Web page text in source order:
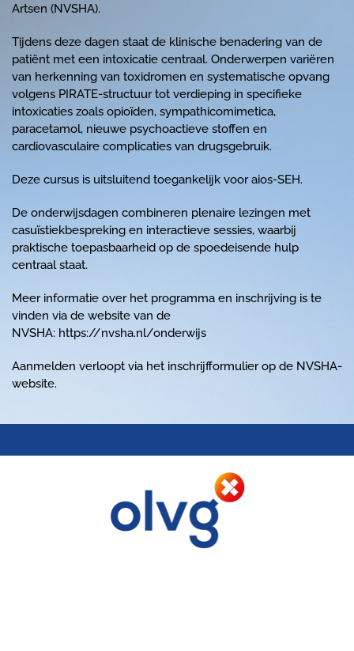
Artsen (NVSHA).
Tijdens deze dagen staat de klinische benadering van de
patiënt met een intoxicatie centraal. Onderwerpen variëren
van herkenning van toxidromen en systematische opvang
volgens PIRATE-structuur tot verdieping in specifieke
intoxicaties zoals opioïden, sympathicomimetica,
paracetamol, nieuwe psychoactieve stoffen en
cardiovasculaire complicaties van drugsgebruik.
Deze cursus is uitsluitend toegankelijk voor aios-SEH.
De onderwijsdagen combineren plenaire lezingen met
casuïstiekbespreking en interactieve sessies, waarbij
praktische toepasbaarheid op de spoedeisende hulp
centraal staat.
Meer informatie over het programma en inschrijving is te
vinden via de website van de
NVSHA: https://nvsha.nl/onderwijs
Aanmelden verloopt via het inschrijfformulier op de NVSHA-
website.